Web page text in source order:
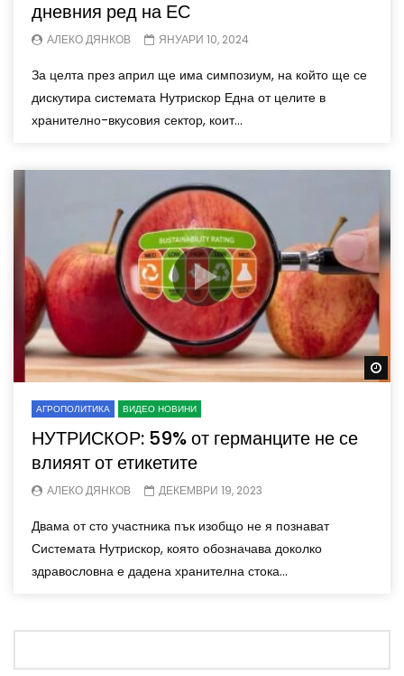
дневния ред на ЕС
АЛЕКО ДЯНКОВ ЯНУАРИ 10, 2024
За целта през април ще има симпозиум, на който ще се
дискутира системата Нутрискор Една от целите в
хранително-вкусовия сектор, коит...
АГРОПОЛИТИКА ВИДЕО НОВИНИ
НУТРИСКОР: 59% от германците не се
влияят от етикетите
АЛЕКО ДЯНКОВ ДЕКЕМВРИ 19, 2023
Двама от сто участника пък изобщо не я познават
Системата Нутрискор, която обозначава доколко
здравословна е дадена хранителна стока...